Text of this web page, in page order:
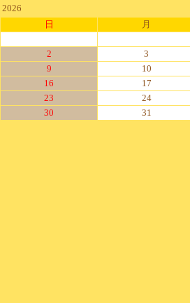
2026
日
月
2 3
9
10
16
17
23
24
30
31